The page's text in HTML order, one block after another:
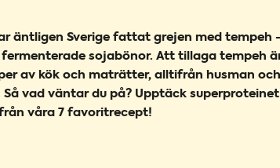
äntligen Sverige fattat grejen med tempeh
sojabönor. Att tillaga tempeh
av kök och maträtter, alltifrån husman
vad väntar du på? Upptäck
våra 7 favoritrecept!